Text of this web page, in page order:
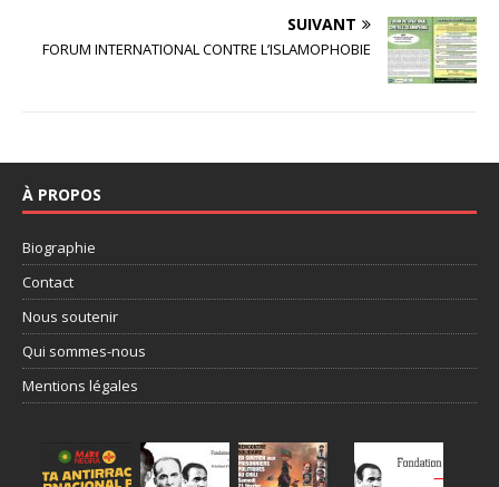
SUIVANT
FORUM INTERNATIONAL CONTRE L’ISLAMOPHOBIE
À PROPOS
Biographie
Contact
Nous soutenir
Qui sommes-nous
Mentions légales